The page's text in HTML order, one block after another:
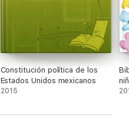
Constitución política de los
Estados Unidos mexicanos
2015